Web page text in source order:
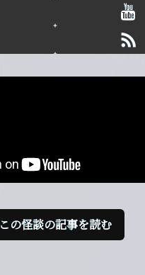
この怪談の記事を読む